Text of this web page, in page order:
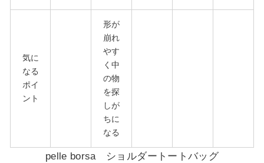
気に
なる
ポイ
ント
形が
崩れ
やす
く中
の物
を探
しが
ちに
なる
pelle borsa ショルダートートバッグ